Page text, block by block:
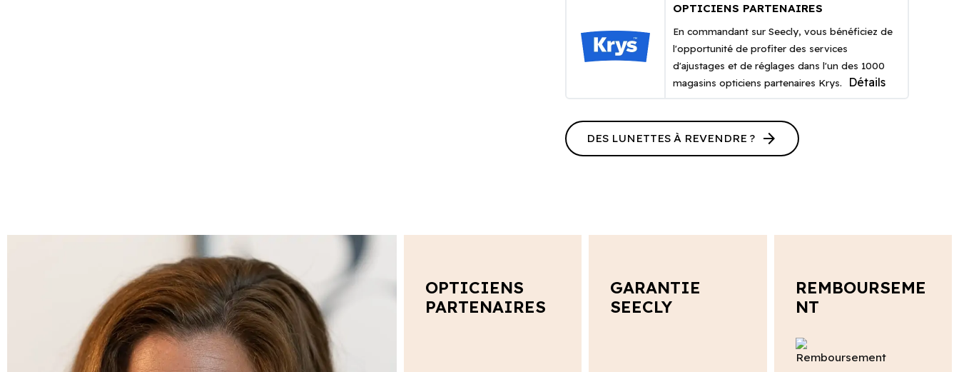
OPTICIENS PARTENAIRES
En commandant sur Seecly, vous bénéficiez de
l'opportunité de profiter des services
d'ajustages et de réglages dans l'un des 1000
magasins opticiens partenaires Krys.
Détails
DES LUNETTES À REVENDRE ? arrow_forward
OPTICIENS
PARTENAIRES
GARANTIE
SEECLY
REMBOURSEME
NT